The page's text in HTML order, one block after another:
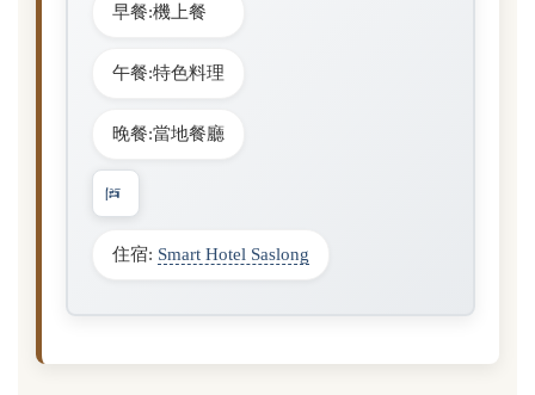
早餐:機上餐
午餐:特色料理
晚餐:當地餐廳
住宿: Smart Hotel Saslong